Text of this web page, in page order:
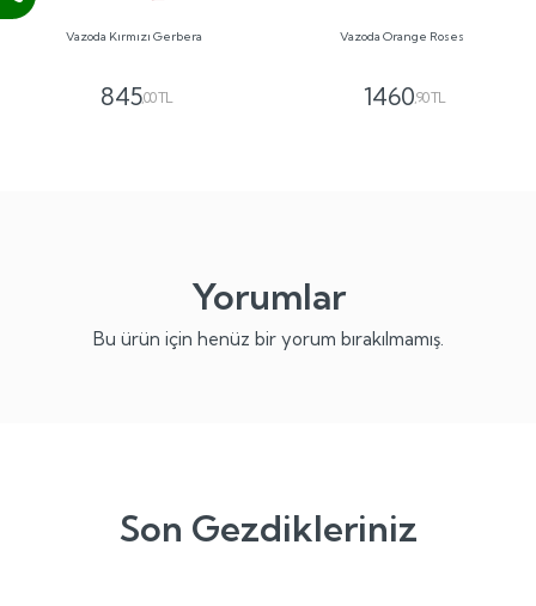
Vazoda Kırmızı Gerbera
845,00 TL
Vazoda Orange Roses
1460,90 TL
Yorumlar
Bu ürün için henüz bir yorum bırakılmamış.
Son Gezdikleriniz